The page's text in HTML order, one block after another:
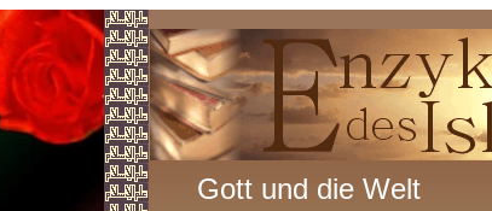
Gott und die Welt